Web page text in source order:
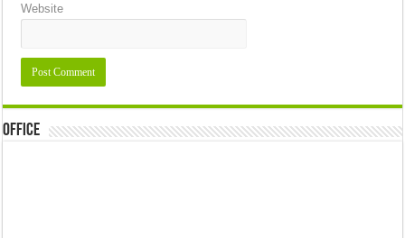
Website
Office